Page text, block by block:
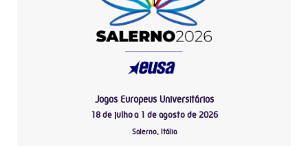
Jogos Europeus Universitários
18 de julho a 1 de agosto de 2026
Salerno, Itália